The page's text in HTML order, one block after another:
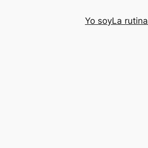
Yo soyLa rutina